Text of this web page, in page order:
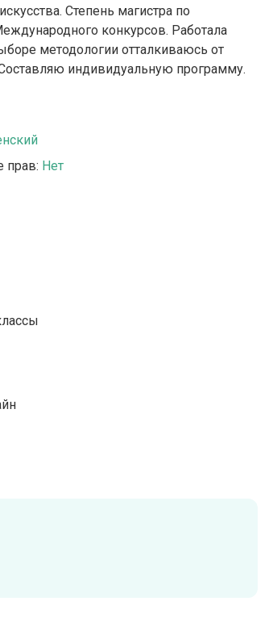
Степень магистра по
конкурсов. Работала
методологии отталкиваюсь от
индивидуальную программу.
прав: Нет